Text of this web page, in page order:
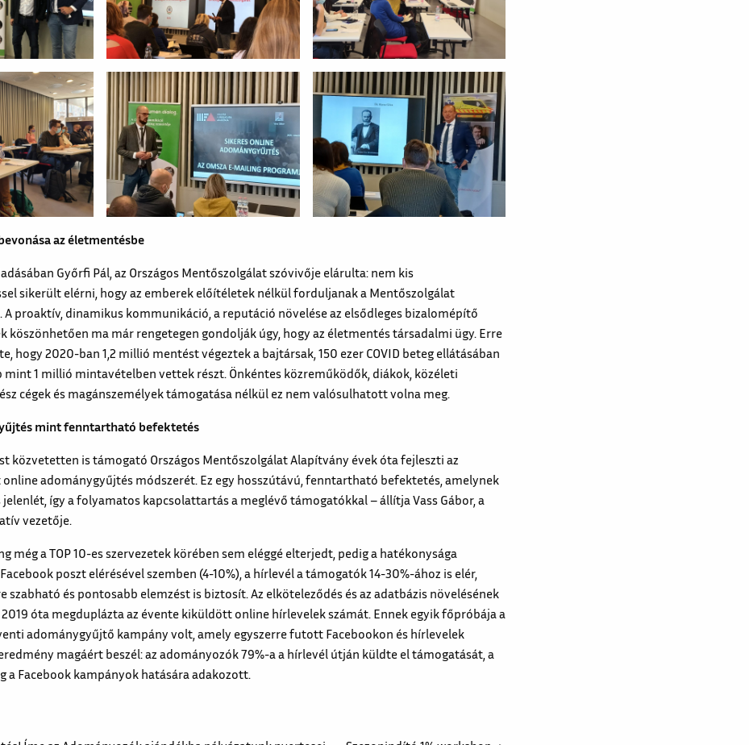
az életmentésbe
Győrfi Pál, az Országos Mentőszolgálat szóvivője elárulta: nem kis
sikerült elérni, hogy az emberek előítéletek nélkül forduljanak a Mentőszolgálat
A proaktív, dinamikus kommunikáció, a reputáció növelése az elsődleges bizalomépítő
köszönhetően ma már rengetegen gondolják úgy, hogy az életmentés társadalmi ügy. Erre
hogy 2020-ban 1,2 millió mentést végeztek a bajtársak, 150 ezer COVID beteg ellátásában
mint 1 millió mintavételben vettek részt. Önkéntes közreműködők, diákok, közéleti
cégek és magánszemélyek támogatása nélkül ez nem valósulhatott volna meg.
mint fenntartható befektetés
közvetetten is támogató Országos Mentőszolgálat Alapítvány évek óta fejleszti az
adománygyűjtés módszerét. Ez egy hosszútávú, fenntartható befektetés, amelynek
jelenlét, így a folyamatos kapcsolattartás a meglévő támogatókkal – állítja Vass Gábor, a
vezetője.
még a TOP 10-es szervezetek körében sem eléggé elterjedt, pedig a hatékonysága
poszt elérésével szemben (4-10%), a hírlevél a támogatók 14-30%-ához is elér,
szabható és pontosabb elemzést is biztosít. Az elköteleződés és az adatbázis növelésének
2019 óta megduplázta az évente kiküldött online hírlevelek számát. Ennek egyik főpróbája a
adománygyűjtő kampány volt, amely egyszerre futott Facebookon és hírlevelek
magáért beszél: az adományozók 79%-a a hírlevél útján küldte el támogatását, a
a Facebook kampányok hatására adakozott.